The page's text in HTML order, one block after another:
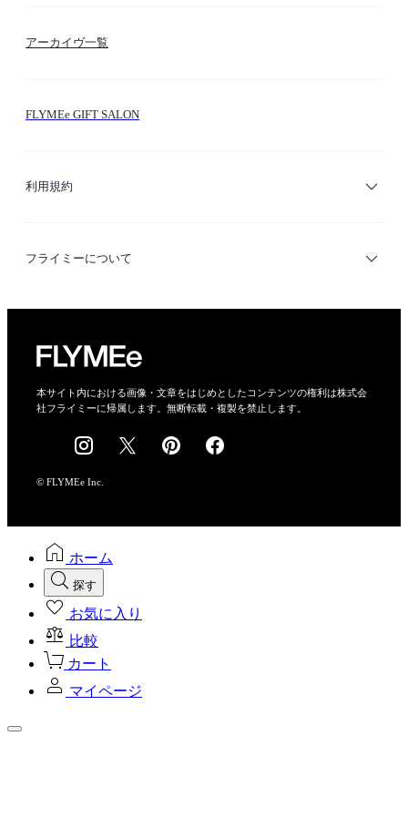
アーカイヴ一覧
FLYMEe GIFT SALON
利用規約
利用規約
フライミーについて
会社概要
採用情報
本サイト内における画像・文章をはじめとしたコンテンツの権利は株式会
社フライミーに帰属します。無断転載・複製を禁止します。
© FLYMEe Inc.
ホーム
探す
お気に入り
比較
カート
マイページ